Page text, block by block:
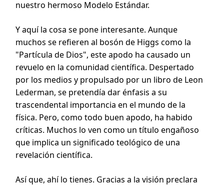
nuestro hermoso Modelo Estándar.
Y aquí la cosa se pone interesante. Aunque
muchos se refieren al bosón de Higgs como la
"Partícula de Dios", este apodo ha causado un
revuelo en la comunidad científica. Despertado
por los medios y propulsado por un libro de Leon
Lederman, se pretendía dar énfasis a su
trascendental importancia en el mundo de la
física. Pero, como todo buen apodo, ha habido
críticas. Muchos lo ven como un título engañoso
que implica un significado teológico de una
revelación científica.
Así que, ahí lo tienes. Gracias a la visión preclara